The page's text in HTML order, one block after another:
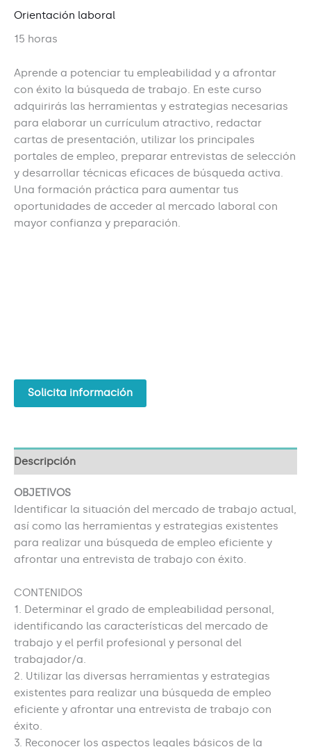
Orientación laboral
15 horas
Aprende a potenciar tu empleabilidad y a afrontar
con éxito la búsqueda de trabajo. En este curso
adquirirás las herramientas y estrategias necesarias
para elaborar un currículum atractivo, redactar
cartas de presentación, utilizar los principales
portales de empleo, preparar entrevistas de selección
y desarrollar técnicas eficaces de búsqueda activa.
Una formación práctica para aumentar tus
oportunidades de acceder al mercado laboral con
mayor confianza y preparación.
Solicita información
Descripción
OBJETIVOS
Identificar la situación del mercado de trabajo actual,
así como las herramientas y estrategias existentes
para realizar una búsqueda de empleo eficiente y
afrontar una entrevista de trabajo con éxito.
CONTENIDOS
1. Determinar el grado de empleabilidad personal,
identificando las características del mercado de
trabajo y el perfil profesional y personal del
trabajador/a.
2. Utilizar las diversas herramientas y estrategias
existentes para realizar una búsqueda de empleo
eficiente y afrontar una entrevista de trabajo con
éxito.
3. Reconocer los aspectos legales básicos de la